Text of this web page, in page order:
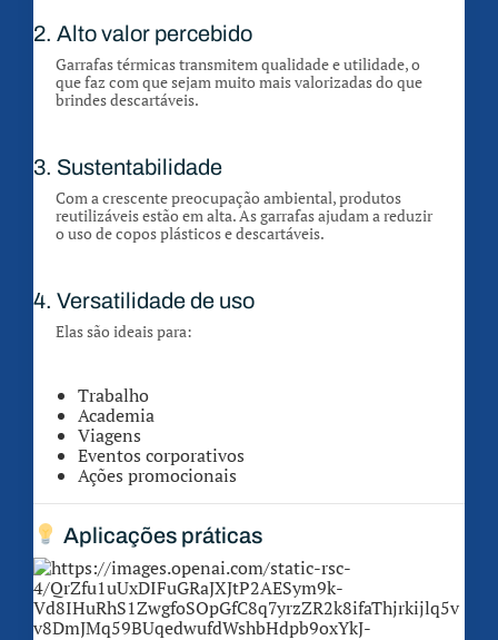
2. Alto valor percebido
Garrafas térmicas transmitem qualidade e utilidade, o
que faz com que sejam muito mais valorizadas do que
brindes descartáveis.
3. Sustentabilidade
Com a crescente preocupação ambiental, produtos
reutilizáveis estão em alta. As garrafas ajudam a reduzir
o uso de copos plásticos e descartáveis.
4. Versatilidade de uso
Elas são ideais para:
Trabalho
Academia
Viagens
Eventos corporativos
Ações promocionais
Aplicações práticas